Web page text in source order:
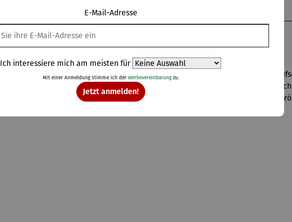
Topseller aus der Kategorie Freizeit & Gesundheit
E-Mail-Adresse
Ich interessiere mich am meisten für
Mit einer Anmeldung stimme ich der Werbevereinbarungzu.
Jetzt anmelden!